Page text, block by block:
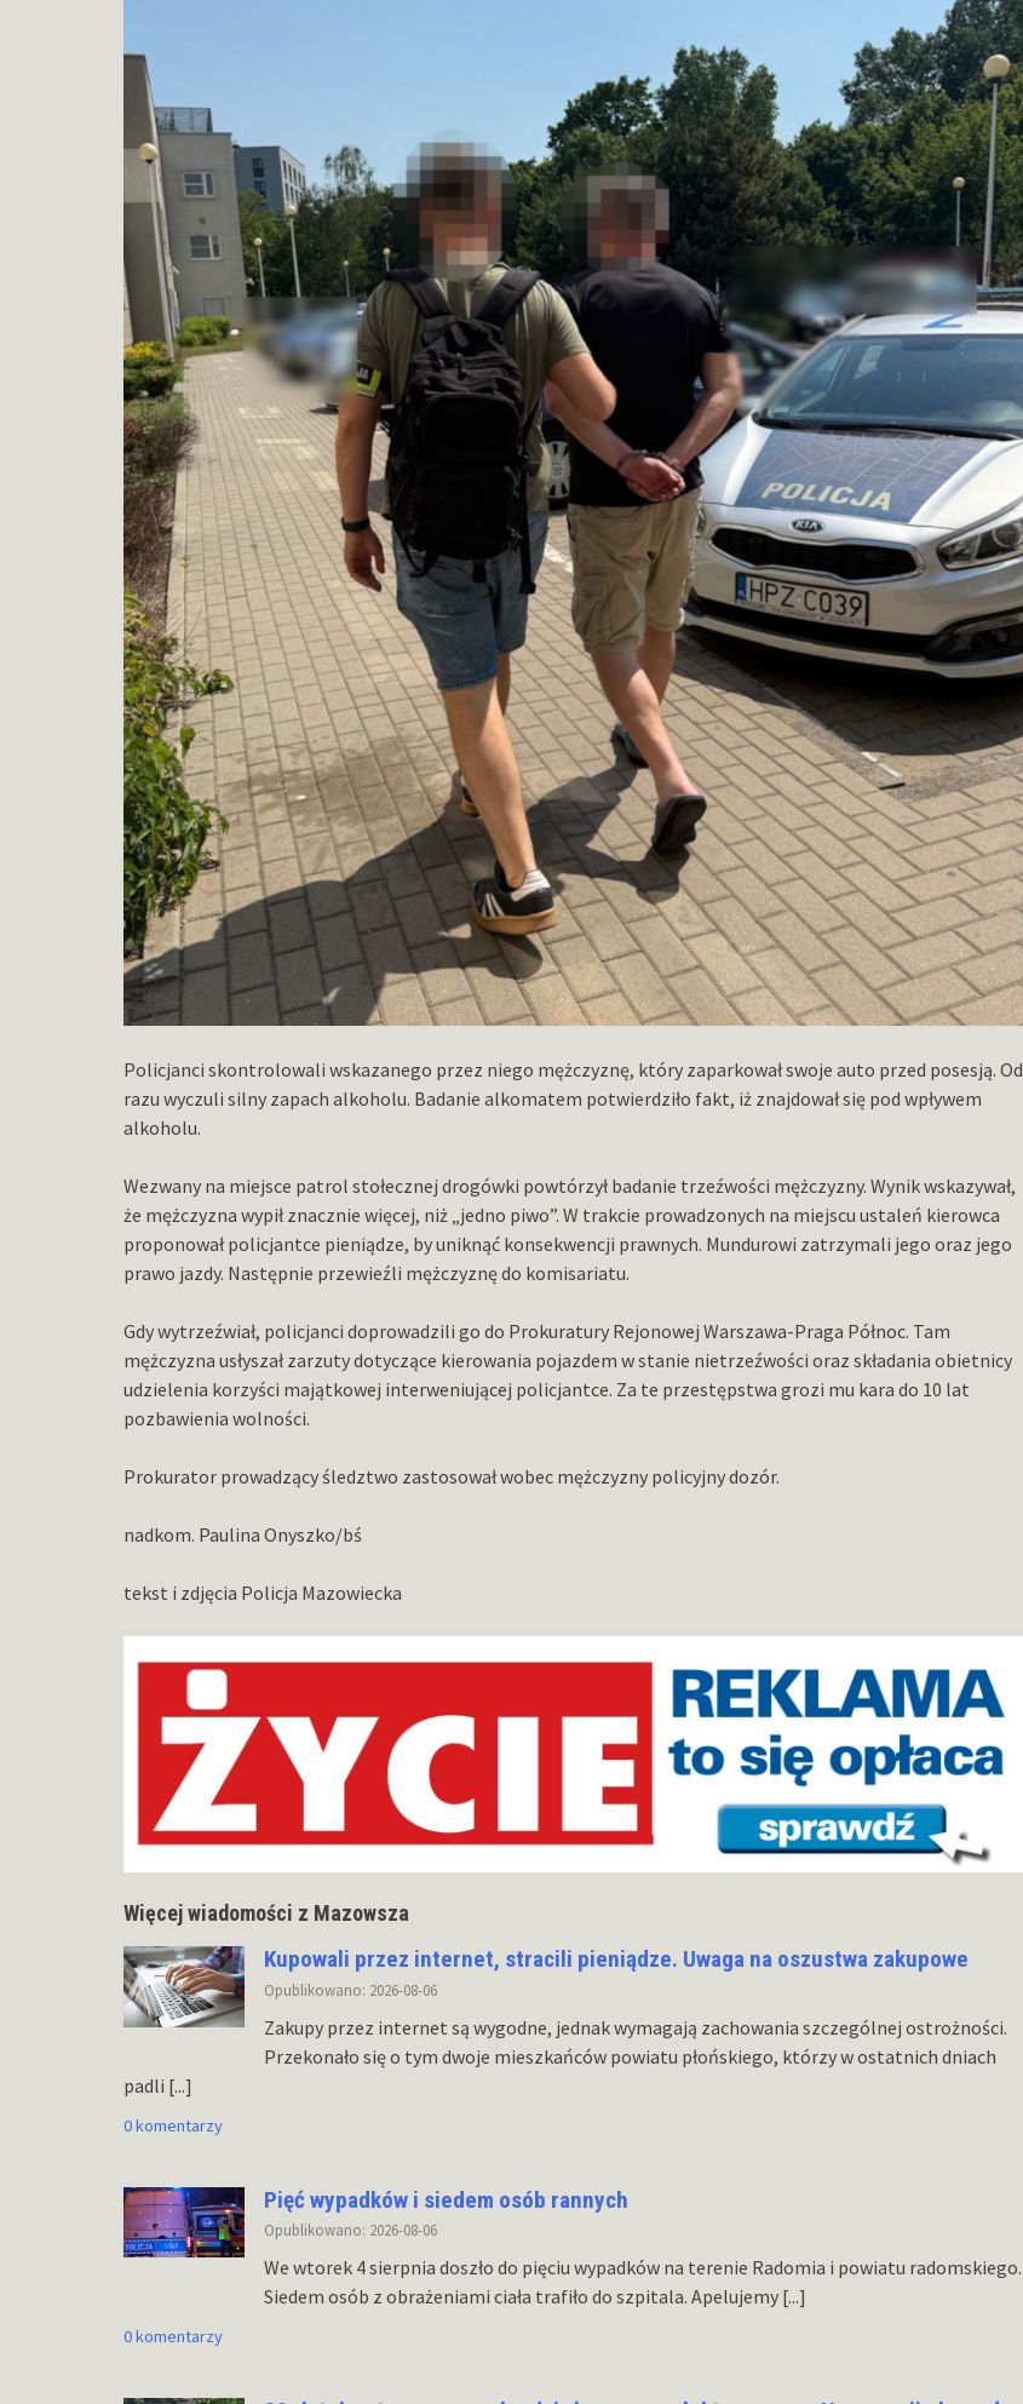
Policjanci skontrolowali wskazanego przez niego mężczyznę, który zaparkował swoje auto przed posesją. Od
razu wyczuli silny zapach alkoholu. Badanie alkomatem potwierdziło fakt, iż znajdował się pod wpływem
alkoholu.
Wezwany na miejsce patrol stołecznej drogówki powtórzył badanie trzeźwości mężczyzny. Wynik wskazywał,
że mężczyzna wypił znacznie więcej, niż „jedno piwo”. W trakcie prowadzonych na miejscu ustaleń kierowca
proponował policjantce pieniądze, by uniknąć konsekwencji prawnych. Mundurowi zatrzymali jego oraz jego
prawo jazdy. Następnie przewieźli mężczyznę do komisariatu.
Gdy wytrzeźwiał, policjanci doprowadzili go do Prokuratury Rejonowej Warszawa-Praga Północ. Tam
mężczyzna usłyszał zarzuty dotyczące kierowania pojazdem w stanie nietrzeźwości oraz składania obietnicy
udzielenia korzyści majątkowej interweniującej policjantce. Za te przestępstwa grozi mu kara do 10 lat
pozbawienia wolności.
Prokurator prowadzący śledztwo zastosował wobec mężczyzny policyjny dozór.
nadkom. Paulina Onyszko/bś
tekst i zdjęcia Policja Mazowiecka
Więcej wiadomości z Mazowsza
Kupowali przez internet, stracili pieniądze. Uwaga na oszustwa zakupowe
Opublikowano: 2026-08-06
Zakupy przez internet są wygodne, jednak wymagają zachowania szczególnej ostrożności.
Przekonało się o tym dwoje mieszkańców powiatu płońskiego, którzy w ostatnich dniach
padli [...]
0 komentarzy
Pięć wypadków i siedem osób rannych
Opublikowano: 2026-08-06
We wtorek 4 sierpnia doszło do pięciu wypadków na terenie Radomia i powiatu radomskiego.
Siedem osób z obrażeniami ciała trafiło do szpitala. Apelujemy [...]
0 komentarzy